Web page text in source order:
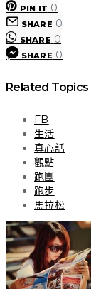
PIN IT 0
SHARE 0
SHARE 0
SHARE 0
Related Topics
FB
生活
真心話
觀點
跑團
跑步
馬拉松